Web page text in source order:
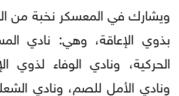
ويشارك في المعسكر نخبة من
بذوي الإعاقة، وهي: نادي
الحركية، ونادي الوفاء لذوي
ونادي الأمل للصم، ونادي